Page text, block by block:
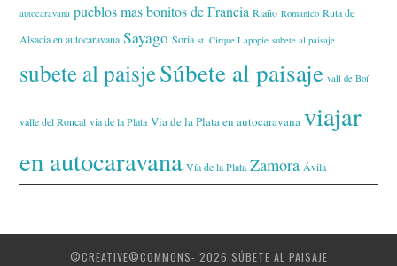
autocaravana pueblos mas bonitos de Francia Riaño Romanico Ruta de
Alsacia en autocaravana Sayago Soria st. Cirque Lapopie subete al paisaje
subete al paisjeSúbete al paisaje vall de Boí
valle del Roncal via de la Plata Via de la Plata en autocaravana viajar
en autocaravana Vía de la Plata Zamora Ávila
©CREATIVE©COMMONS- 2026 SÚBETE AL PAISAJE